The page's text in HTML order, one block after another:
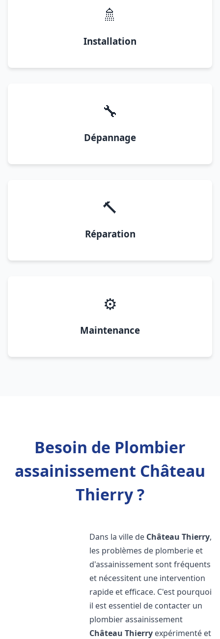
🚿
Installation
🔧
Dépannage
🔨
Réparation
⚙️
Maintenance
Besoin de Plombier
assainissement Château
Thierry ?
Dans la ville de Château Thierry,
les problèmes de plomberie et
d'assainissement sont fréquents
et nécessitent une intervention
rapide et efficace. C'est pourquoi
il est essentiel de contacter un
plombier assainissement
Château Thierry expérimenté et